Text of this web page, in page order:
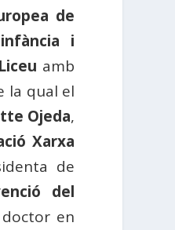
de
i
amb
la qual el
Ojeda,
Xarxa
de
del
en